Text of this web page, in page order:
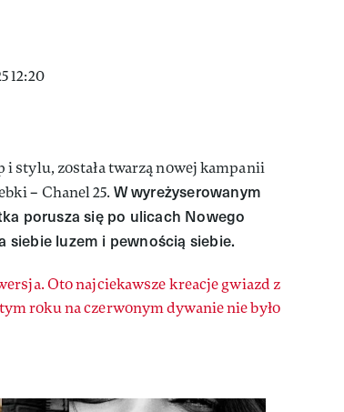
12:20
stylu, została twarzą nowej kampanii
– Chanel 25. W wyreżyserowanym
porusza się po ulicach Nowego
siebie luzem i pewnością siebie.
Oto najciekawsze kreacje gwiazd z
roku na czerwonym dywanie nie było